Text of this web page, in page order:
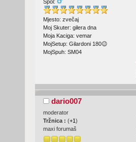
Spol:
Mjesto: zvečaj
Moj Skuter: gilera dna
Moja Kaciga: vemar
MojSetup: Gilardoni 180😉
MojSpuh: SM04
dario007
moderator
Tržnica : (+1)
maxi forumaš